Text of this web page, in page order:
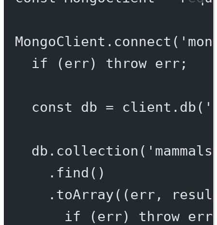
MongoClient. connect (
if (err) throw err;
const db = client. db(
db. collection (
. find ()
. toArray((err ,
if (err) throw